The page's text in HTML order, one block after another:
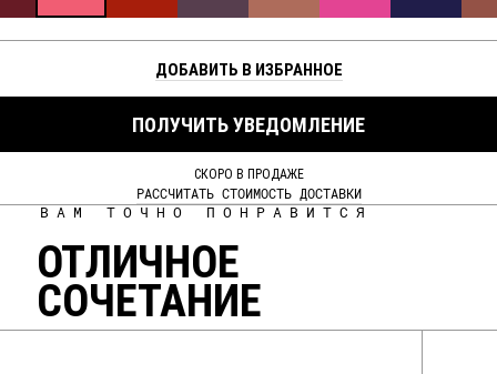
ДОБАВИТЬ В ИЗБРАННОЕ
ПОЛУЧИТЬ УВЕДОМЛЕНИЕ
СКОРО В ПРОДАЖЕ
РАССЧИТАТЬ СТОИМОСТЬ ДОСТАВКИ
ВАМ ТОЧНО ПОНРАВИТСЯ
ОТЛИЧНОЕ
СОЧЕТАНИЕ